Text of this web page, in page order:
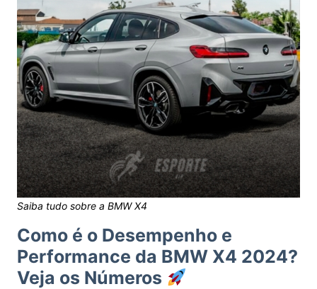
Saiba tudo sobre a BMW X4
Como é o Desempenho e
Performance da BMW X4 2024?
Veja os Números